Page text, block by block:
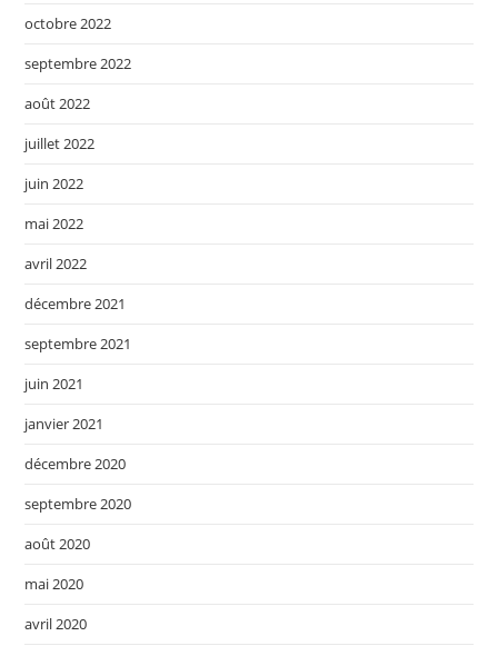
octobre 2022
septembre 2022
août 2022
juillet 2022
juin 2022
mai 2022
avril 2022
décembre 2021
septembre 2021
juin 2021
janvier 2021
décembre 2020
septembre 2020
août 2020
mai 2020
avril 2020